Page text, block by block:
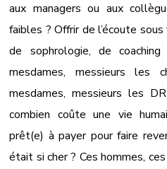
aux managers ou aux
faibles ? Offrir de l’écoute
de sophrologie, de
mesdames, messieurs les
mesdames, messieurs les
combien coûte une vie
prêt(e) à payer pour faire
était si cher ? Ces hommes,